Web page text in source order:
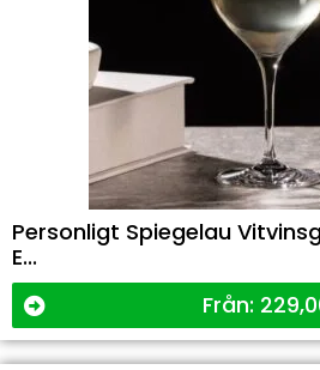
Personligt Spiegelau
E...
Från: